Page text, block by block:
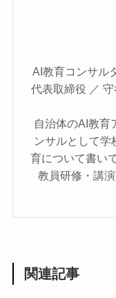
AI教育コンサル
代表取締役 ／
自治体のAI教育
ンサルとして学
育について書い
教員研修・講
関連記事